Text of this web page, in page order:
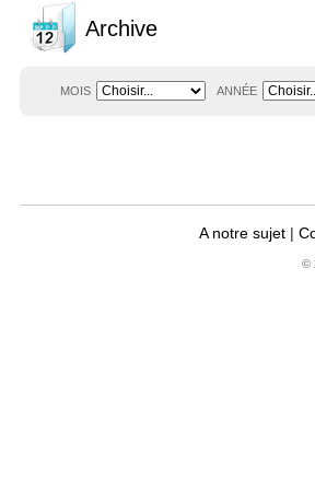
Archive
MOIS ANNÉE
A notre sujet|
©